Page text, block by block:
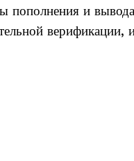
пополнения и вывода
верификации,